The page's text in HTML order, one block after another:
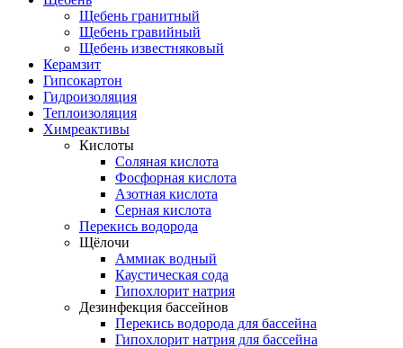
Щебень гранитный
Щебень гравийный
Щебень известняковый
Керамзит
Гипсокартон
Гидроизоляция
Теплоизоляция
Химреактивы
Кислоты
Соляная кислота
Фосфорная кислота
Азотная кислота
Серная кислота
Перекись водорода
Щёлочи
Аммиак водный
Каустическая сода
Гипохлорит натрия
Дезинфекция бассейнов
Перекись водорода для бассейна
Гипохлорит натрия для бассейна